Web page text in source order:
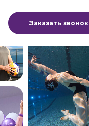
Заказать звонок